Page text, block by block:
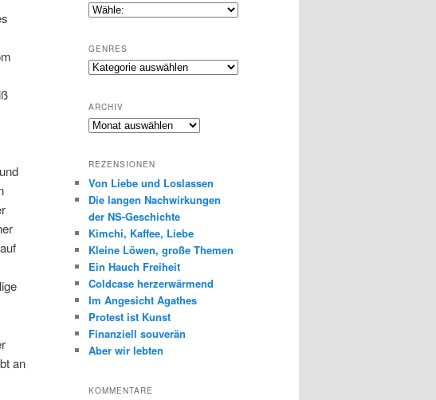
an
GENRES
Genres
ARCHIV
Archiv
REZENSIONEN
Von Liebe und Loslassen
Die langen Nachwirkungen
der NS-Geschichte
Kimchi, Kaffee, Liebe
Kleine Löwen, große Themen
Ein Hauch Freiheit
Coldcase herzerwärmend
Im Angesicht Agathes
Protest ist Kunst
Finanziell souverän
Aber wir lebten
KOMMENTARE